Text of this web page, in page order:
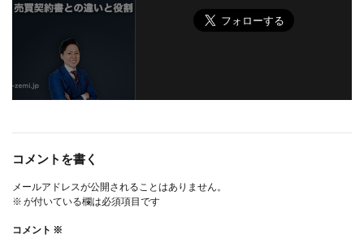
コメントを書く
メールアドレスが公開されることはありません。
※ が付いている欄は必須項目です
コメント ※